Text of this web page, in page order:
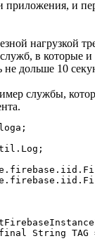
приложения, и
нагрузкой
в которые и
не дольше 10
службы,
String TAG